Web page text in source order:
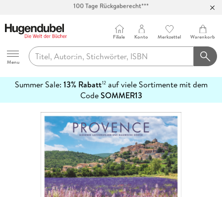
Abholung in über 100 Filialen
Hugendubel
Menu
Filiale Konto Merkzettel Warenkorb
Summer Sale: 13% Rabatt12auf viele Sortimente mit dem
CodeSOMMER13
erfahren